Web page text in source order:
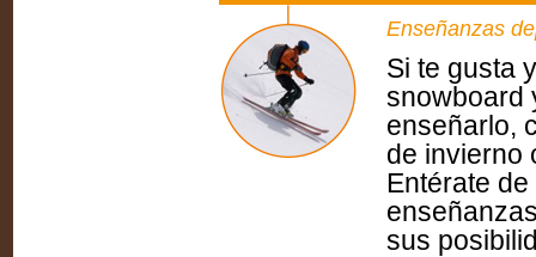
Enseñanzas
Si te gusta
snowboard
enseñarlo,
de invierno
Entérate
sus